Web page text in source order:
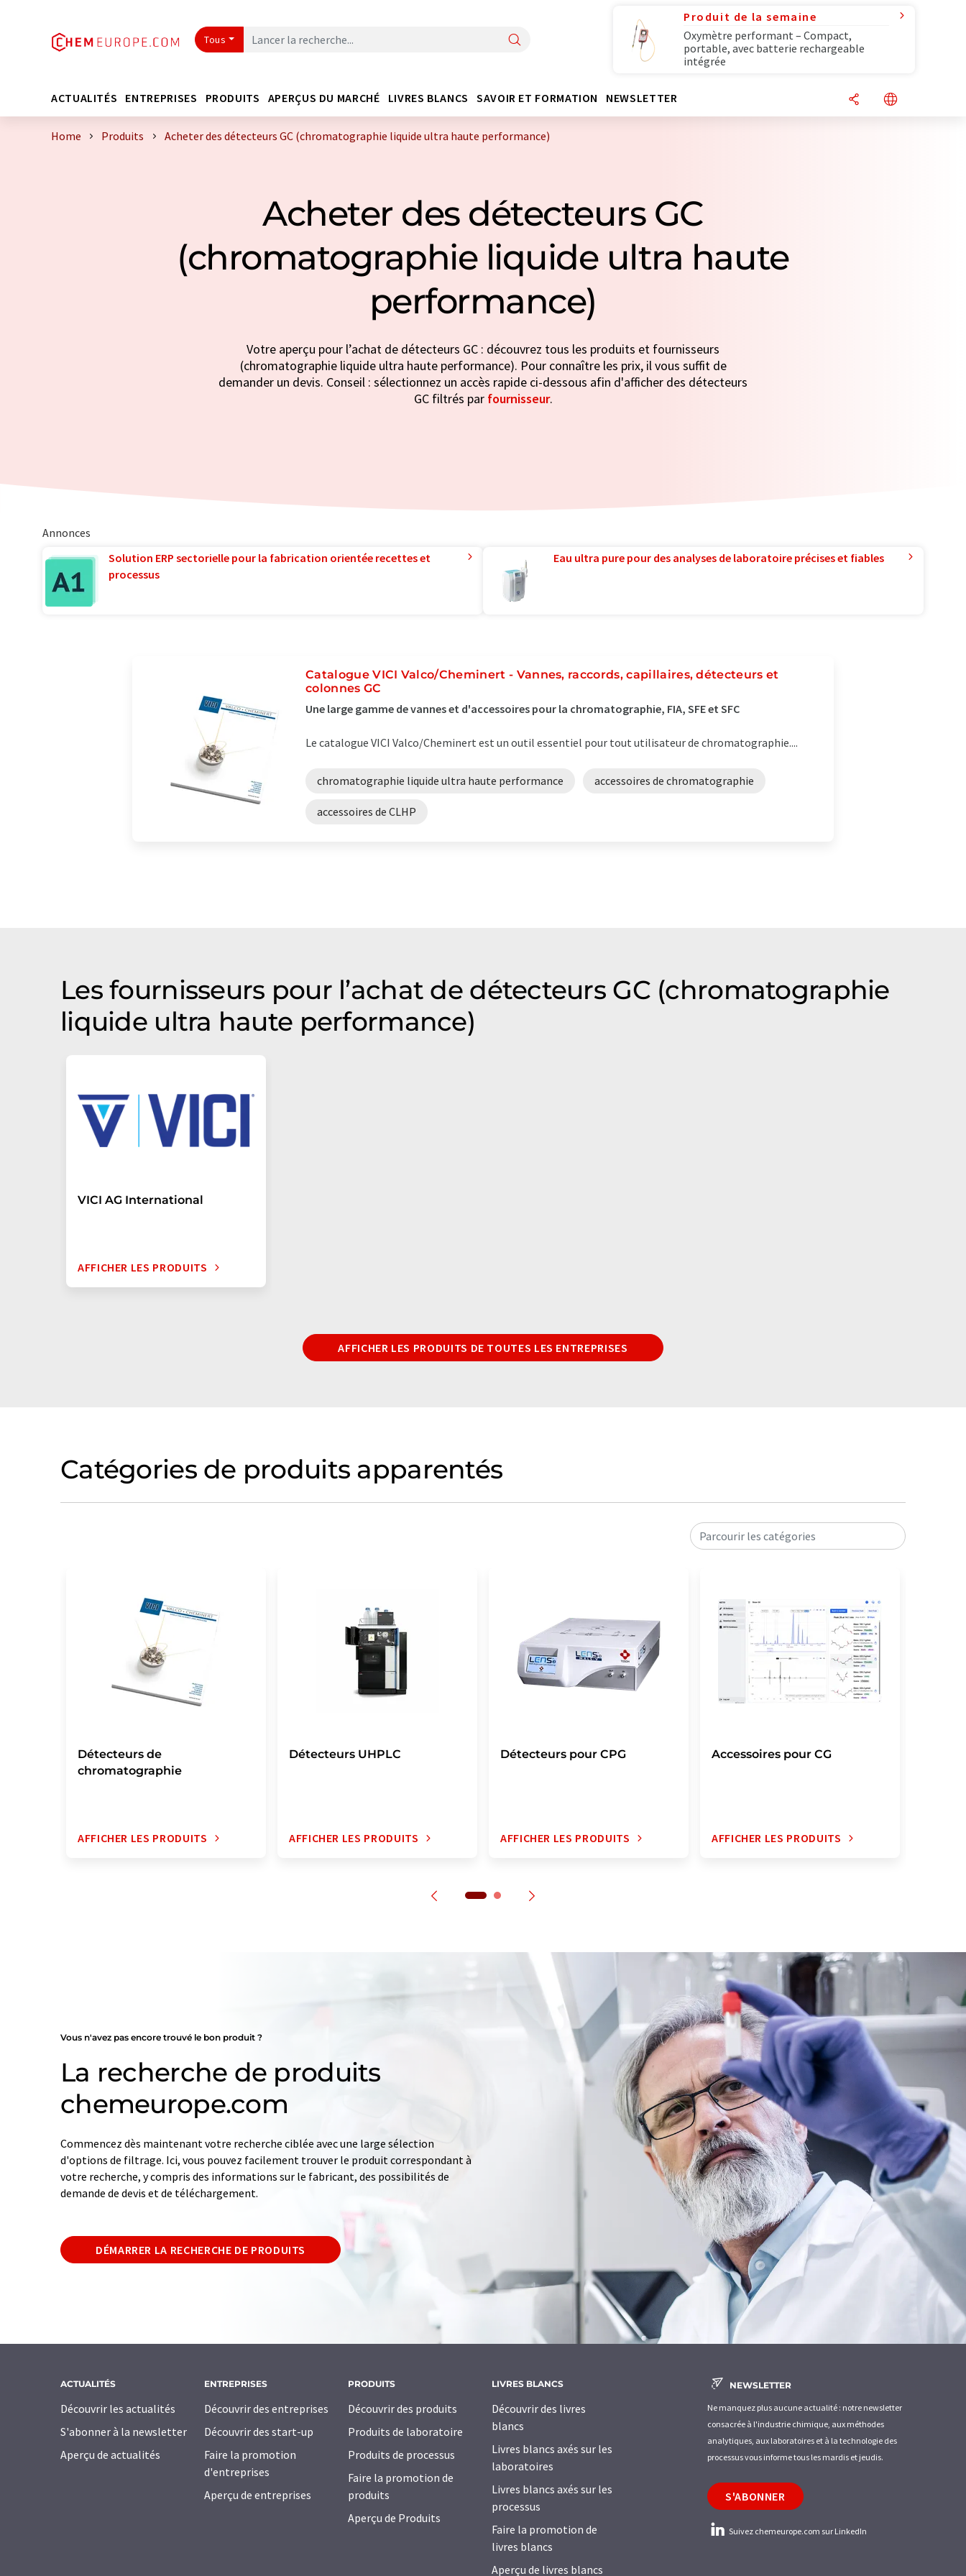
Tous
Produit de la semaine
Oxymètre performant – Compact,
portable, avec batterie rechargeable
intégrée
ACTUALITÉS ENTREPRISES PRODUITS APERÇUS DU MARCHÉ LIVRES BLANCS SAVOIR ET FORMATION NEWSLETTER
Home Produits Acheter des détecteurs GC (chromatographie liquide ultra haute performance)
Acheter des détecteurs GC
(chromatographie liquide ultra haute
performance)
Votre aperçu pour l’achat de détecteurs GC : découvrez tous les produits et fournisseurs
(chromatographie liquide ultra haute performance). Pour connaître les prix, il vous suffit de
demander un devis. Conseil : sélectionnez un accès rapide ci-dessous afin d'afficher des détecteurs
GC filtrés par fournisseur.
Annonces
Solution ERP sectorielle pour la fabrication orientée recettes et
processus
Eau ultra pure pour des analyses de laboratoire précises et fiables
Catalogue VICI Valco/Cheminert - Vannes, raccords, capillaires, détecteurs et
colonnes GC
Une large gamme de vannes et d'accessoires pour la chromatographie, FIA, SFE et SFC
Le catalogue VICI Valco/Cheminert est un outil essentiel pour tout utilisateur de chromatographie....
chromatographie liquide ultra haute performance accessoires de chromatographie
accessoires de CLHP
Les fournisseurs pour l’achat de détecteurs GC (chromatographie
liquide ultra haute performance)
VICI AG International
AFFICHER LES PRODUITS
AFFICHER LES PRODUITS DE TOUTES LES ENTREPRISES
Catégories de produits apparentés
Parcourir les catégories
Détecteurs de
chromatographie
AFFICHER LES PRODUITS
Détecteurs UHPLC
AFFICHER LES PRODUITS
Détecteurs pour CPG
AFFICHER LES PRODUITS
Accessoires pour CG
AFFICHER LES PRODUITS
Vous n'avez pas encore trouvé le bon produit ?
La recherche de produits
chemeurope.com
Commencez dès maintenant votre recherche ciblée avec une large sélection
d'options de filtrage. Ici, vous pouvez facilement trouver le produit correspondant à
votre recherche, y compris des informations sur le fabricant, des possibilités de
demande de devis et de téléchargement.
DÉMARRER LA RECHERCHE DE PRODUITS
ACTUALITÉS
Découvrir les actualités
S'abonner à la newsletter
Aperçu de actualités
ENTREPRISES
Découvrir des entreprises
Découvrir des start-up
Faire la promotion
d'entreprises
Aperçu de entreprises
PRODUITS
Découvrir des produits
Produits de laboratoire
Produits de processus
Faire la promotion de
produits
Aperçu de Produits
LIVRES BLANCS
Découvrir des livres
blancs
Livres blancs axés sur les
laboratoires
Livres blancs axés sur les
processus
Faire la promotion de
livres blancs
Aperçu de livres blancs
NEWSLETTER
Ne manquez plus aucune actualité : notre newsletter
consacrée à l'industrie chimique, aux méthodes
analytiques, aux laboratoires et à la technologie des
processus vous informe tous les mardis et jeudis.
S'ABONNER
Suivez chemeurope.com sur LinkedIn